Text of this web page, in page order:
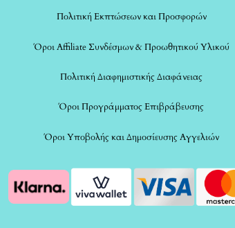
Πολιτική Εκπτώσεων και Προσφορών
Όροι Affiliate Συνδέσμων & Προωθητικού Υλικού
Πολιτική Διαφημιστικής Διαφάνειας
Όροι Προγράμματος Επιβράβευσης
Όροι Υποβολής και Δημοσίευσης Αγγελιών